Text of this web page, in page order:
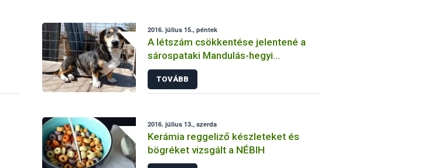
2016. július 15., péntek
A létszám csökkentése jelentené a
sárospataki Mandulás-hegyi
Kutyaotthon számára a legnagyobb
segítséget
TOVÁBB
2016. július 13., szerda
Kerámia reggeliző készleteket és
bögréket vizsgált a NÉBIH